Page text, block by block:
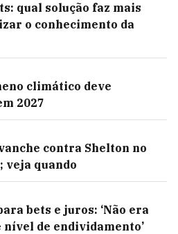
qual solução faz mais
o conhecimento da
climático deve
2027
contra Shelton no
veja quando
bets e juros: ‘Não era
de endividamento’